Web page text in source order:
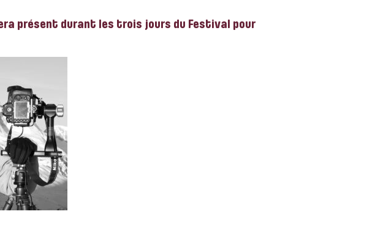
présent durant les trois jours du Festival pour